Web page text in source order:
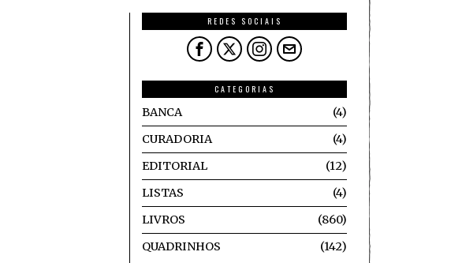
REDES SOCIAIS
CATEGORIAS
BANCA
4
CURADORIA
4
EDITORIAL
12
LISTAS
4
LIVROS
860
QUADRINHOS
142